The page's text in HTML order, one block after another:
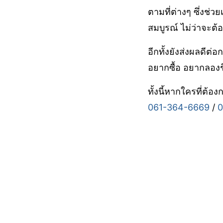
ตามที่ต่างๆ ซึ่งช่ว
สมบูรณ์ ไม่ว่าจะต้
อีกทั้งยังส่งผลดีต่อ
อยากซื้อ อยากลอ
ทั้งนี้หากใครที่ต้อง
061-364-6669 /